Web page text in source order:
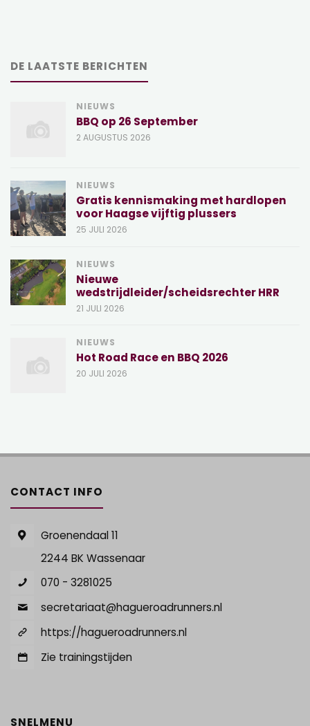
DE LAATSTE BERICHTEN
NIEUWS
BBQ op 26 September
2 AUGUSTUS 2026
NIEUWS
Gratis kennismaking met hardlopen
voor Haagse vijftig plussers
25 JULI 2026
NIEUWS
Nieuwe
wedstrijdleider/scheidsrechter HRR
21 JULI 2026
NIEUWS
Hot Road Race en BBQ 2026
20 JULI 2026
CONTACT INFO
Groenendaal 11
2244 BK Wassenaar
070 - 3281025
secretariaat@hagueroadrunners.nl
https://hagueroadrunners.nl
Zie trainingstijden
SNELMENU